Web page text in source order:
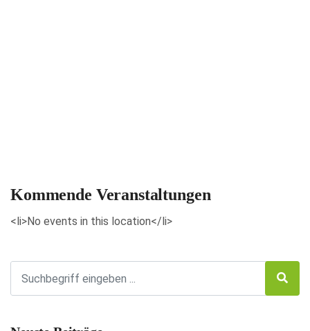
Kommende Veranstaltungen
<li>No events in this location</li>